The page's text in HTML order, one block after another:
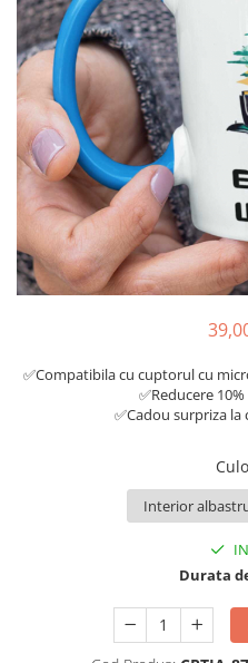
Tricouri Diverse
Tricouri Azi esti Tanar si
Tricouri Motivationale
Tricouri Mamici
Tricouri Pensionari
Tricouri Animalute
Tricouri Stari
Tricouri Gameri
Tricouri Mesaje Virale
Tricouri Copii
✅Compatibila cu cuptorul cu
✅Reducere
✅Cadou surpriza la
Durata